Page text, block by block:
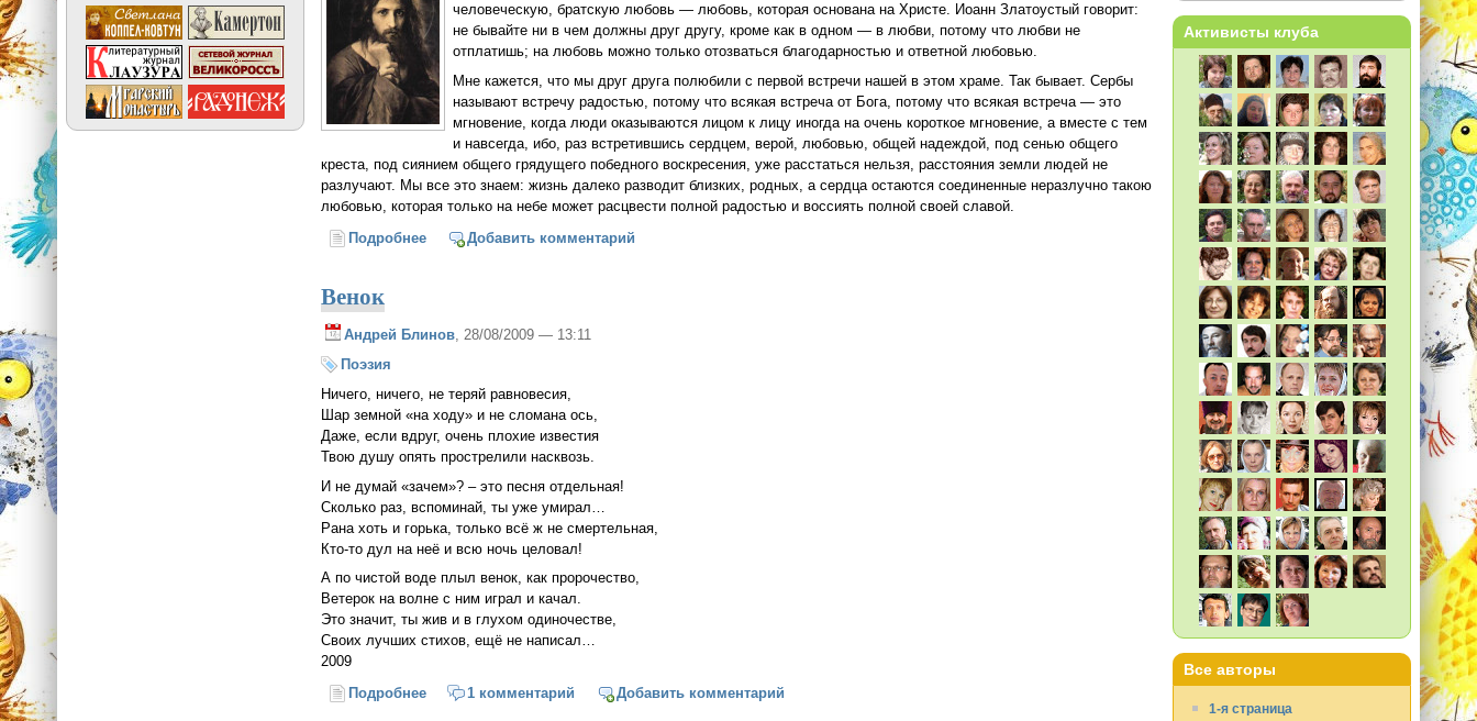
человеческую, братскую любовь — любовь, которая основана на Христе. Иоанн Златоустый говорит:
не бывайте ни в чем должны друг другу, кроме как в одном — в любви, потому что любви не
отплатишь; на любовь можно только отозваться благодарностью и ответной любовью.
Мне кажется, что мы друг друга полюбили с первой встречи нашей в этом храме. Так бывает. Сербы
называют встречу радостью, потому что всякая встреча от Бога, потому что всякая встреча — это
мгновение, когда люди оказываются лицом к лицу иногда на очень короткое мгновение, а вместе с тем
и навсегда, ибо, раз встретившись сердцем, верой, любовью, общей надеждой, под сенью общего
креста, под сиянием общего грядущего победного воскресения, уже расстаться нельзя, расстояния земли людей не
разлучают. Мы все это знаем: жизнь далеко разводит близких, родных, а сердца остаются соединенные неразлучно такою
любовью, которая только на небе может расцвести полной радостью и воссиять полной своей славой.
Подробнеео Любовь всепобеждающая (Митр. Антоний Сурожский)
Добавить комментарий
Венок
Андрей Блинов, 28/08/2009 — 13:11
Поэзия
Ничего, ничего, не теряй равновесия,
Шар земной «на ходу» и не сломана ось,
Даже, если вдруг, очень плохие известия
Твою душу опять прострелили насквозь.
И не думай «зачем»? – это песня отдельная!
Сколько раз, вспоминай, ты уже умирал…
Рана хоть и горька, только всё ж не смертельная,
Кто-то дул на неё и всю ночь целовал!
А по чистой воде плыл венок, как пророчество,
Ветерок на волне с ним играл и качал.
Это значит, ты жив и в глухом одиночестве,
Своих лучших стихов, ещё не написал…
2009
Подробнеео Венок1 комментарий Добавить комментарий
Активисты клуба
Все авторы
1-я страница